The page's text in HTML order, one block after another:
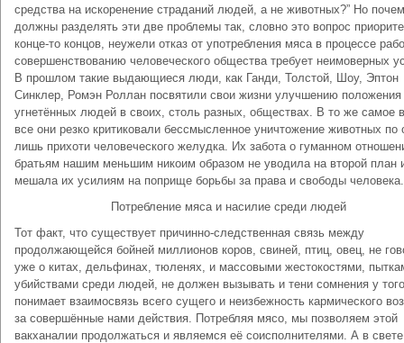
средства на искоренение страданий людей, а не животных?” Но
должны разделять эти две проблемы так, словно это вопрос
конце-то концов, неужели отказ от употребления мяса в процессе
совершенствованию человеческого общества требует неимоверных
В прошлом такие выдающиеся люди, как Ганди, Толстой, Шоу, Эптон
Синклер, Ромэн Роллан посвятили свои жизни улучшению положения
угнетённых людей в своих, столь разных, обществах. В то же самое
все они резко критиковали бессмысленное уничтожение животных по
лишь прихоти человеческого желудка. Их забота о гуманном
братьям нашим меньшим никоим образом не уводила на второй план
мешала их усилиям на поприще борьбы за права и свободы человека.
Потребление мяса и насилие среди людей
Тот факт, что существует причинно-следственная связь между
продолжающейся бойней миллионов коров, свиней, птиц, овец, не
уже о китах, дельфинах, тюленях, и массовыми жестокостями,
убийствами среди людей, не должен вызывать и тени сомнения у
понимает взаимосвязь всего сущего и неизбежность кармического
за совершённые нами действия. Потребляя мясо, мы позволяем этой
вакханалии продолжаться и являемся её соисполнителями. А в свете